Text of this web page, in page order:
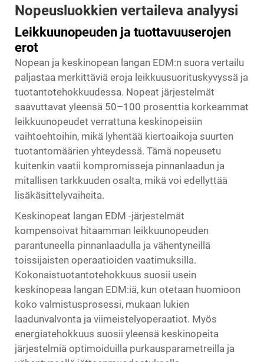
Nopeusluokkien vertaileva analyysi
Leikkuunopeuden ja tuottavuuserojen
erot
Nopean ja keskinopean langan EDM:n suora vertailu
paljastaa merkittäviä eroja leikkuusuorituskyvyssä ja
tuotantotehokkuudessa. Nopeat järjestelmät
saavuttavat yleensä 50–100 prosenttia korkeammat
leikkuunopeudet verrattuna keskinopeisiin
vaihtoehtoihin, mikä lyhentää kiertoaikoja suurten
tuotantomäärien yhteydessä. Tämä nopeusetu
kuitenkin vaatii kompromisseja pinnanlaadun ja
mitallisen tarkkuuden osalta, mikä voi edellyttää
lisäkäsittelyvaiheita.
Keskinopeat langan EDM -järjestelmät
kompensoivat hitaamman leikkuunopeuden
parantuneella pinnanlaadulla ja vähentyneillä
toissijaisten operaatioiden vaatimuksilla.
Kokonaistuotantotehokkuus suosii usein
keskinopeaa langan EDM:iä, kun otetaan huomioon
koko valmistusprosessi, mukaan lukien
laadunvalvonta ja viimeistelyoperaatiot. Myös
energiatehokkuus suosii yleensä keskinopeita
järjestelmiä optimoiduilla purkausparametreilla ja